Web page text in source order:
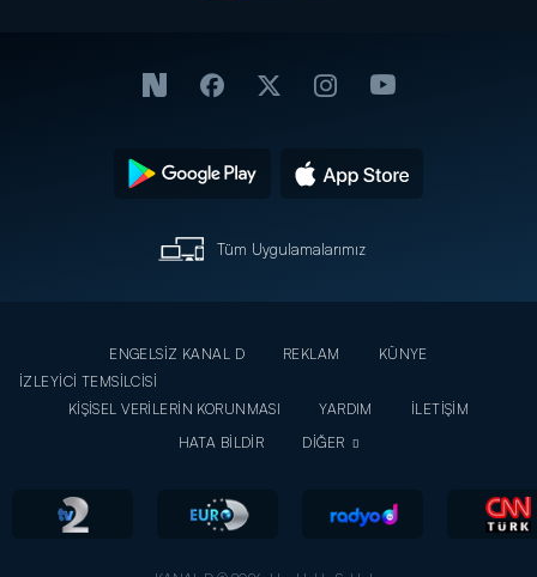
Tüm Uygulamalarımız
ENGELSİZ KANAL D REKLAM
KÜNYE
İZLEYİCİ TEMSİLCİSİ
KİŞİSEL VERİLERİN KORUNMASI
YARDIM
İLETİŞİM
HATA BİLDİR
DİĞER